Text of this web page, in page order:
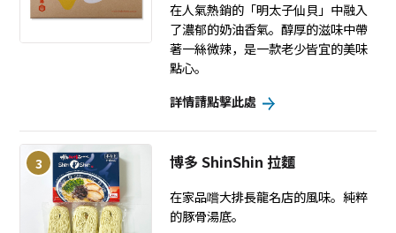
在人氣熱銷的「明太子仙貝」中融入
了濃郁的奶油香氣。醇厚的滋味中帶
著一絲微辣，是一款老少皆宜的美味
點心。
詳情請點擊此處
3 博多 ShinShin 拉麵
在家品嚐大排長龍名店的風味。純粹
的豚骨湯底。